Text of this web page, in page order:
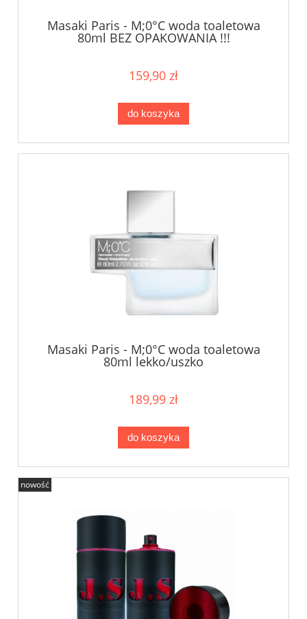
Masaki Paris - M;0°C woda toaletowa
80ml BEZ OPAKOWANIA !!!
159,90 zł
do koszyka
Masaki Paris - M;0°C woda toaletowa
80ml lekko/uszko
189,99 zł
do koszyka
nowość